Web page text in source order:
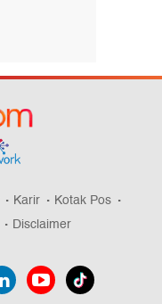
Karir
Kotak Pos
Disclaimer